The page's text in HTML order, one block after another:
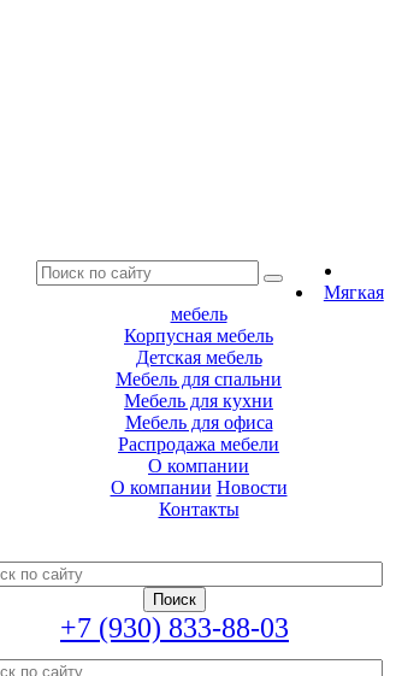
Мягкая
мебель
Корпусная мебель
Детская мебель
Мебель для спальни
Мебель для кухни
Мебель для офиса
Распродажа мебели
О компании
О компании Новости
Контакты
+7 (930) 833-88-03